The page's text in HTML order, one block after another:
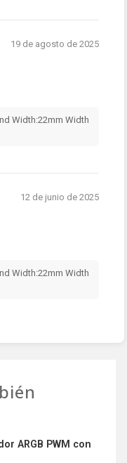
19 de agosto de 2025
Width:22mm Width
12 de junio de 2025
Width:22mm Width
ARGB PWM con